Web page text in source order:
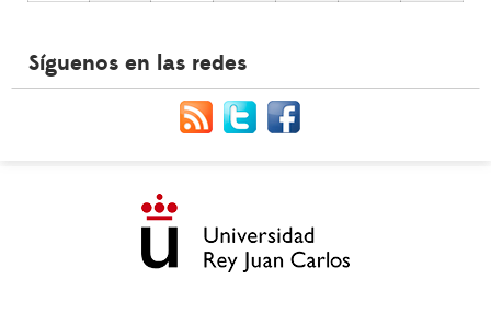
Síguenos en las redes